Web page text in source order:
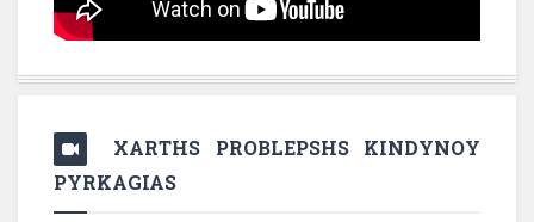
XARTHS PROBLEPSHS KINDYNOY
PYRKAGIAS